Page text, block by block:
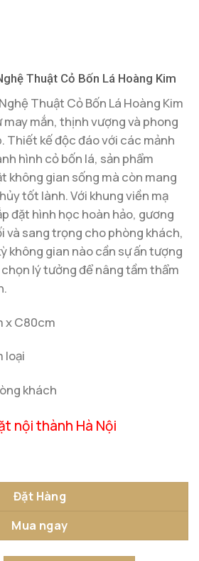
Thuật Cỏ Bốn Lá Hoàng Kim
Thuật Cỏ Bốn Lá Hoàng Kim
mắn, thịnh vượng và phong
Thiết kế độc đáo với các mảnh
hình cỏ bốn lá, sản phẩm
không gian sống mà còn mang
tốt lành. Với khung viền mạ
đặt hình học hoàn hảo, gương
và sang trọng cho phòng khách,
không gian nào cần sự ấn tượng
lý tưởng để nâng tầm thẩm
x C80cm
loại
khách
nội thành Hà Nội
Thuật Cỏ Bốn Lá số lượng
Đặt Hàng
Mua ngay